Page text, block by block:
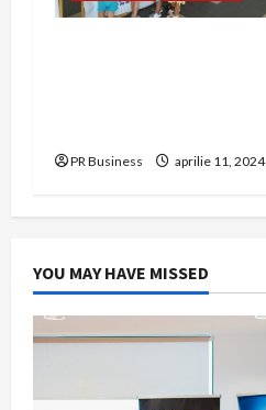
PR Business aprilie 11, 2024
YOU MAY HAVE MISSED